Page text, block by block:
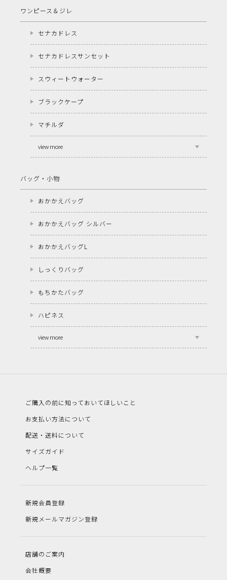
ワンピース＆ジレ
セナカドレス
セナカドレスサンセット
スウィートウォーター
ブラックケープ
マチルダ
view more
バッグ・小物
おかかえバッグ
おかかえバッグ シルバー
おかかえバッグL
しっくりバッグ
もちかたバッグ
ハピネス
view more
ご購入の前に知っておいてほしいこと
お支払い方法について
配送・送料について
サイズガイド
ヘルプ一覧
新規会員登録
新規メールマガジン登録
店舗のご案内
会社概要